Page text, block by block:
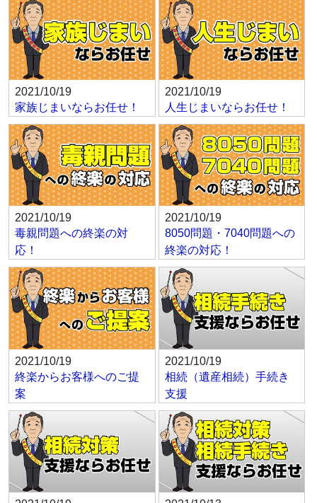
2021/10/19
家族じまいならお任せ！
2021/10/19
人生じまいならお任せ！
2021/10/19
毒親問題への終楽の対
応！
2021/10/19
8050問題・7040問題への
終楽の対応！
2021/10/19
終楽からお客様へのご提
案
2021/10/19
相続（遺産相続）手続き
支援